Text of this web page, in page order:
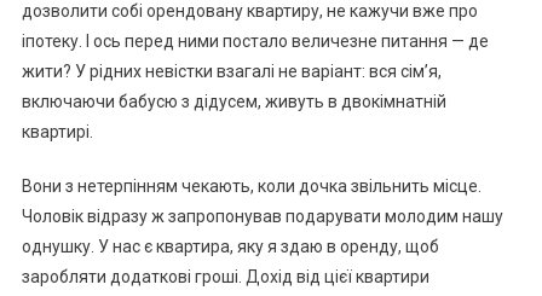
дозволити собі орендовану квартиру, не кажучи вже про
іпотеку. І ось перед ними постало величезне питання — де
жити? У рідних невістки взагалі не варіант: вся сім’я,
включаючи бабусю з дідусем, живуть в двокімнатній
квартирі.
Вони з нетерпінням чекають, коли дочка звільнить місце.
Чоловік відразу ж запропонував подарувати молодим нашу
однушку. У нас є квартира, яку я здаю в оренду, щоб
заробляти додаткові гроші. Дохід від цієї квартири